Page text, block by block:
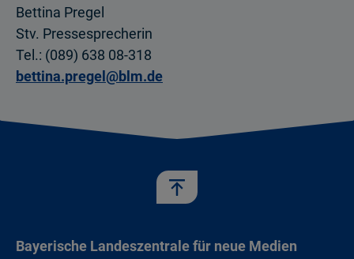
Bettina Pregel
Stv. Pressesprecherin
Tel.: (089) 638 08-318
bettina.pregel@blm.de
Bayerische Landeszentrale für neue Medien